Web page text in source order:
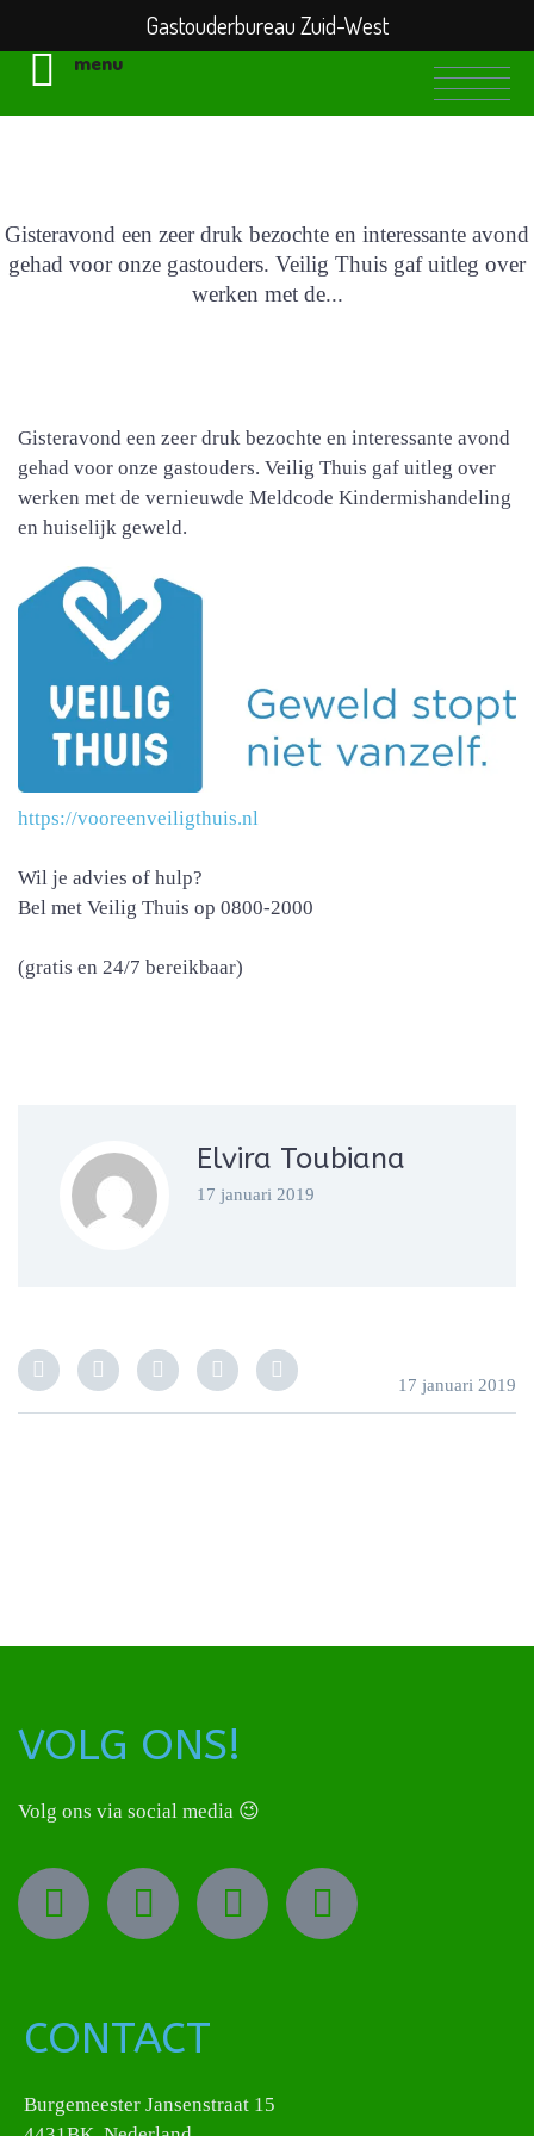
Gisteravond een zeer druk bezochte en interessante avond
gehad voor onze gastouders. Veilig Thuis gaf uitleg over
werken met de...
Gisteravond een zeer druk bezochte en interessante avond
gehad voor onze gastouders. Veilig Thuis gaf uitleg over
werken met de vernieuwde Meldcode Kindermishandeling
en huiselijk geweld.
https://vooreenveiligthuis.nl
Wil je advies of hulp?
Bel met Veilig Thuis op 0800-2000
(gratis en 24/7 bereikbaar)
Elvira Toubiana
17 januari 2019
17 januari 2019
VOLG ONS!
Volg ons via social media 😉
CONTACT
Burgemeester Jansenstraat 15
menu
Gastouderbureau Zuid-West